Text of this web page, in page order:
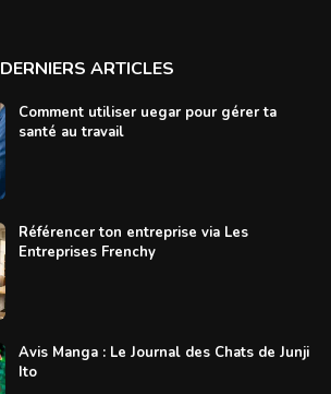
DERNIERS ARTICLES
Comment utiliser uegar pour gérer ta
santé au travail
Référencer ton entreprise via Les
Entreprises Frenchy
Avis Manga : Le Journal des Chats de Junji
Ito